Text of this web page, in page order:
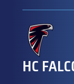
HC